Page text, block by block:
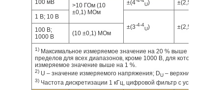
100 мВ
>10 ГОм (10
±0,1) МОм
±(4 U) ±(2,5
1 В; 10 В
±(3-4-4
U) ±(2,5
100 В;
1000 В
(10 ±0,1) МОм
1) Максимальное измеряемое значение на 20 % выше указанных
пределов для всех диапазонов, кроме 1000 В, для которого
измеряемое значение выше на 1 %.
2) U – значение измеряемого напряжения; DU – верхний предел
3) Частота дискретизации 1 кГц, цифровой фильтр с